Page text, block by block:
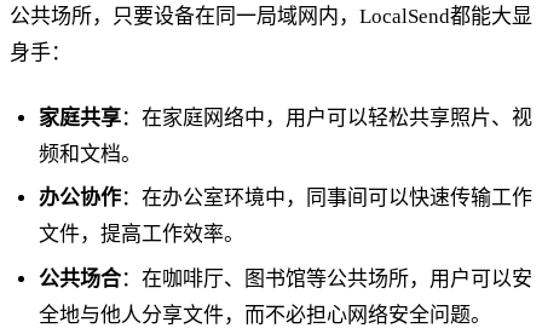
公共场所，只要设备在同一局域网内，LocalSend都能大显
身手：
家庭共享：在家庭网络中，用户可以轻松共享照片、视
频和文档。
办公协作：在办公室环境中，同事间可以快速传输工作
文件，提高工作效率。
公共场合：在咖啡厅、图书馆等公共场所，用户可以安
全地与他人分享文件，而不必担心网络安全问题。